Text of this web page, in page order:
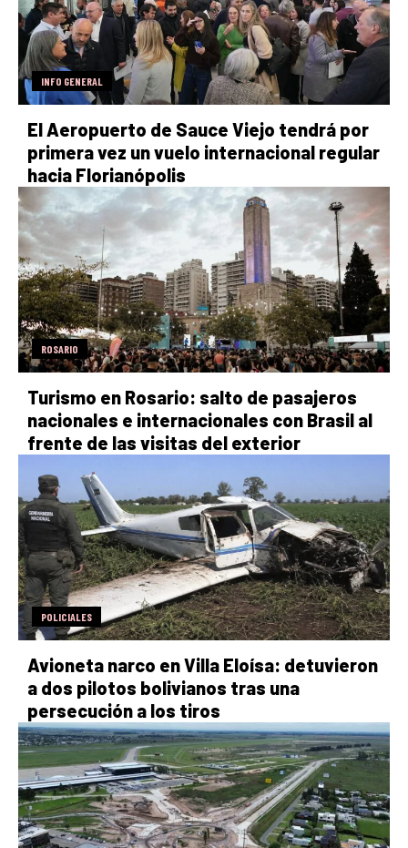
INFO GENERAL
El Aeropuerto de Sauce Viejo tendrá por
primera vez un vuelo internacional regular
hacia Florianópolis
ROSARIO
Turismo en Rosario: salto de pasajeros
nacionales e internacionales con Brasil al
frente de las visitas del exterior
POLICIALES
Avioneta narco en Villa Eloísa: detuvieron
a dos pilotos bolivianos tras una
persecución a los tiros